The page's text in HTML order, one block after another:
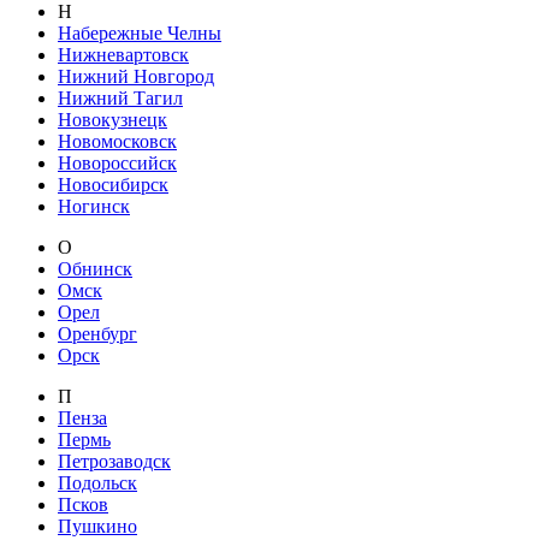
Н
Набережные Челны
Нижневартовск
Нижний Новгород
Нижний Тагил
Новокузнецк
Новомосковск
Новороссийск
Новосибирск
Ногинск
О
Обнинск
Омск
Орел
Оренбург
Орск
П
Пенза
Пермь
Петрозаводск
Подольск
Псков
Пушкино